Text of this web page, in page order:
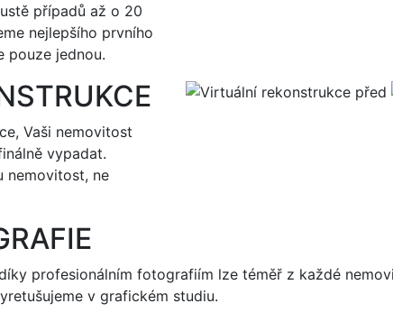
případů až o 20
nejlepšího prvního
pouze jednou.
Vaši nemovitost
vypadat.
nemovitost, ne
profesionálním fotografiím lze téměř z každé
v grafickém studiu.